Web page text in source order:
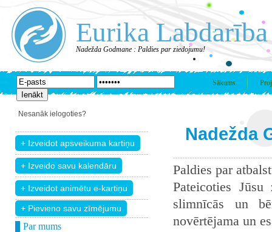
Eurika Labdarība
Nadežda Godmane : Paldies par ziedojumu!
Sākums
Nesanāk ielogoties?
+ Pievieno savu zīmējumu
Par mums
Nadežda
Paldies par
Pateicoties
slimnīcās un
novērtējama un